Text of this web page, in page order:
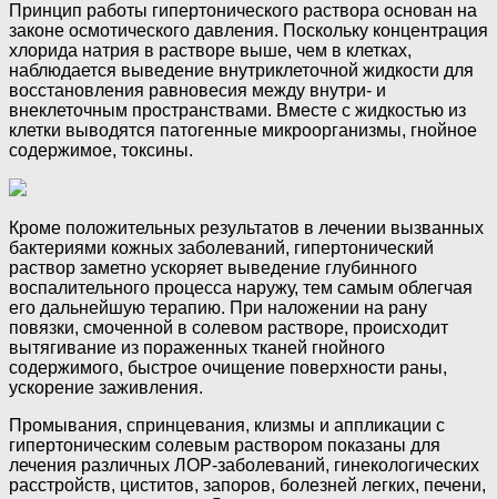
Принцип работы гипертонического раствора основан на
законе осмотического давления. Поскольку концентрация
хлорида натрия в растворе выше, чем в клетках,
наблюдается выведение внутриклеточной жидкости для
восстановления равновесия между внутри- и
внеклеточным пространствами. Вместе с жидкостью из
клетки выводятся патогенные микроорганизмы, гнойное
содержимое, токсины.
Кроме положительных результатов в лечении вызванных
бактериями кожных заболеваний, гипертонический
раствор заметно ускоряет выведение глубинного
воспалительного процесса наружу, тем самым облегчая
его дальнейшую терапию. При наложении на рану
повязки, смоченной в солевом растворе, происходит
вытягивание из пораженных тканей гнойного
содержимого, быстрое очищение поверхности раны,
ускорение заживления.
Промывания, спринцевания, клизмы и аппликации с
гипертоническим солевым раствором показаны для
лечения различных ЛОР-заболеваний, гинекологических
расстройств, циститов, запоров, болезней легких, печени,